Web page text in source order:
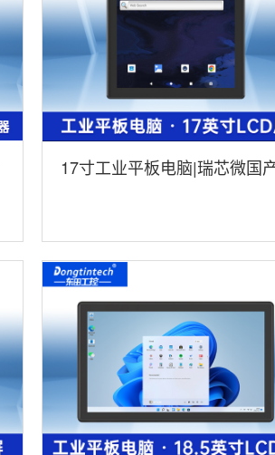
17寸工业平板电脑|瑞芯微国